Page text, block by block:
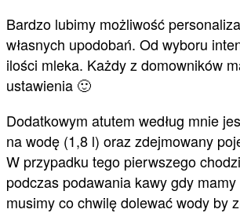
Bardzo lubimy możliwość
własnych upodobań. Od wyboru
ilości mleka. Każdy z domowników
ustawienia 🙂
Dodatkowym atutem według mnie
na wodę (1,8 l) oraz zdejmowany
W przypadku tego pierwszego
podczas podawania kawy gdy
musimy co chwilę dolewać wody by